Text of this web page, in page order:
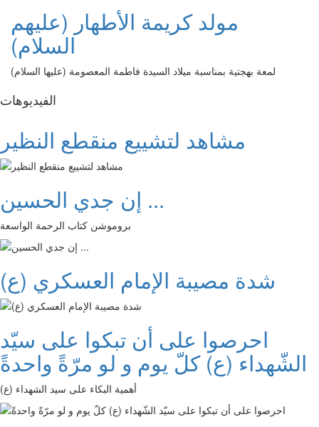
مولد كريمة الأطهار (عليهم
السلام)
لمعة بهجتية بمناسبة ميلاد السيدة فاطمة المعصومة (عليها السلام)
الفیدیوهات
مشاهد لتشييع منقطع النظير
إن جدي الحسين ...
بروموشن كتاب الرحمة الواسعة
شدة مصيبة الإمام العسكري (ع)
احرصوا على أن تبكوا على سيّد
الشّهداء (ع) كلّ يوم و لو مرّةً واحدةً
أهمية البكاء على سيد الشهداء (ع)